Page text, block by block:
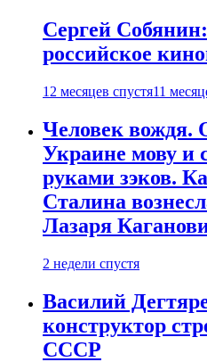
Сергей
российское
12 месяцев спустя11
Человек вождя.
Украине мову и
руками зэков.
Сталина
Лазаря
2 недели спустя
Василий
конструктор
СССР